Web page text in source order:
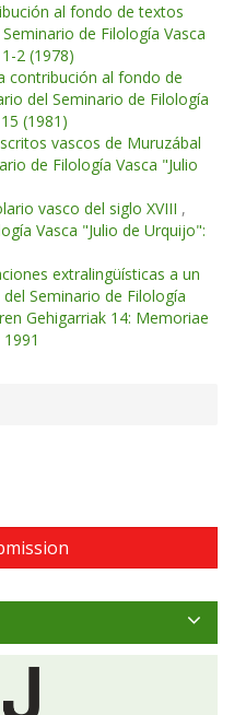
al fondo de textos
de Filología Vasca
2 (1978)
contribución al fondo de
del Seminario de Filología
(1981)
vascos de Muruzábal
de Filología Vasca "Julio
vasco del siglo XVIII ,
Vasca "Julio de Urquijo":
extralingüísticas a un
Seminario de Filología
Gehigarriak 14: Memoriae